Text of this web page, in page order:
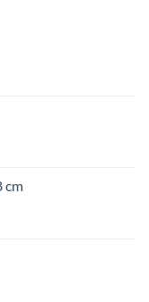
cm